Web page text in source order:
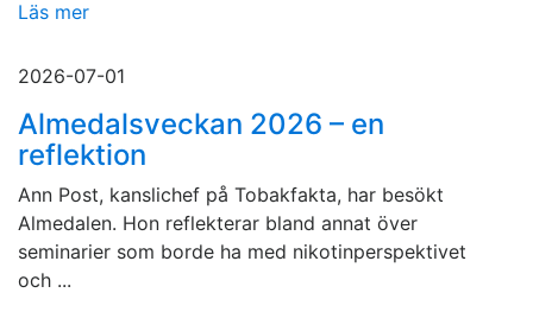
Läs mer
2026-07-01
Almedalsveckan 2026 – en
reflektion
Ann Post, kanslichef på Tobakfakta, har besökt
Almedalen. Hon reflekterar bland annat över
seminarier som borde ha med nikotinperspektivet
och ...